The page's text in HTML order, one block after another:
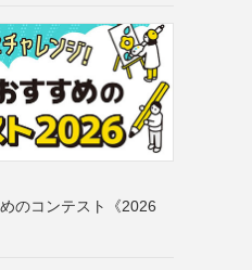
のコンテスト《2026